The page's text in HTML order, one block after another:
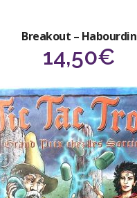
Breakout – Habourdin
14,50€